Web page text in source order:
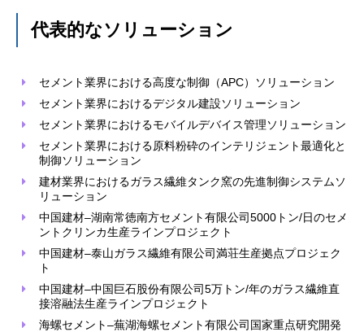
代表的なソリューション
セメント業界における高度な制御（APC）ソリューション
セメント業界におけるデジタル建設ソリューション
セメント業界におけるモバイルデバイス管理ソリューション
セメント業界における原料粉砕のインテリジェント最適化と
制御ソリューション
建材業界におけるガラス繊維タンク窯の先進制御システムソ
リューション
中国建材–湖南常徳南方セメント有限公司5000トン/日のセメ
ントクリンカ生産ラインプロジェクト
中国建材–泰山ガラス繊維有限公司満荘生産拠点プロジェク
ト
中国建材–中国巨石股份有限公司5万トン/年のガラス繊維直
接溶融法生産ラインプロジェクト
海螺セメント–蕪湖海螺セメント有限公司国家重点研究開発